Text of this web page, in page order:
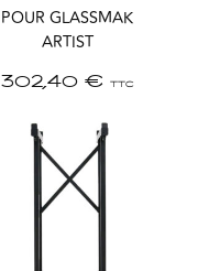
POUR GLASSMAK
ARTIST
302,40 € TTC